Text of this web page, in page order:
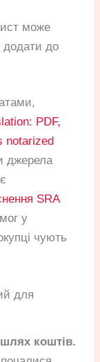
може
додати до
PDF,
notarized
джерела
SRA
у
чують
для
коштів.